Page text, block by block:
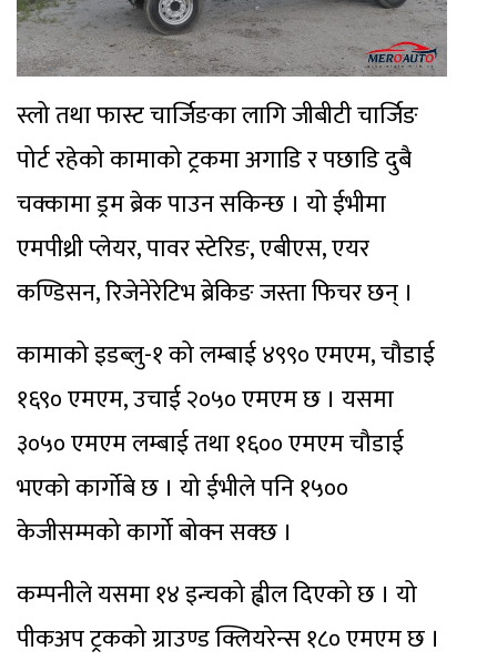
स्लो तथा फास्ट चार्जिङका लागि जीबीटी चार्जिङ
पोर्ट रहेको कामाको ट्रकमा अगाडि र पछाडि दुबै
चक्कामा ड्रम ब्रेक पाउन सकिन्छ । यो ईभीमा
एमपीथ्री प्लेयर, पावर स्टेरिङ, एबीएस, एयर
कण्डिसन, रिजेनेरेटिभ ब्रेकिङ जस्ता फिचर छन् ।
कामाको इडब्लु-१ को लम्बाई ४९९० एमएम, चौडाई
१६९० एमएम, उचाई २०५० एमएम छ । यसमा
३०५० एमएम लम्बाई तथा १६०० एमएम चौडाई
भएको कार्गोबे छ । यो ईभीले पनि १५००
केजीसम्मको कार्गो बोक्न सक्छ ।
कम्पनीले यसमा १४ इन्चको ह्वील दिएको छ । यो
पीकअप ट्रकको ग्राउण्ड क्लियरेन्स १८० एमएम छ ।